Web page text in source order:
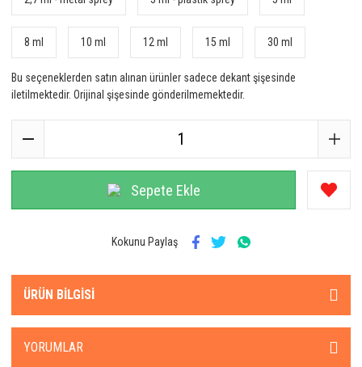
8 ml 10 ml 12 ml 15 ml 30 ml
Bu seçeneklerden satın alınan ürünler sadece dekant şişesinde
iletilmektedir. Orijinal şişesinde gönderilmemektedir.
Sepete Ekle
Kokunu Paylaş
ÜRÜN BILGISI
YORUMLAR